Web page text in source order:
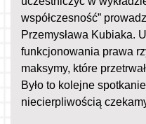
współczesność”
Przemysława Kubiaka.
funkcjonowania prawa
maksymy, które
Było to kolejne
niecierpliwością